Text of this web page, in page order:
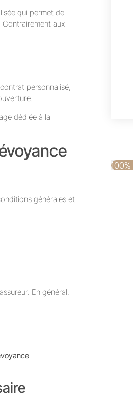
qui permet de
Contrairement aux
personnalisé,
dédiée à la
générales et
En général,
100%